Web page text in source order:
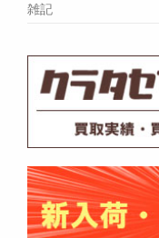
雑記